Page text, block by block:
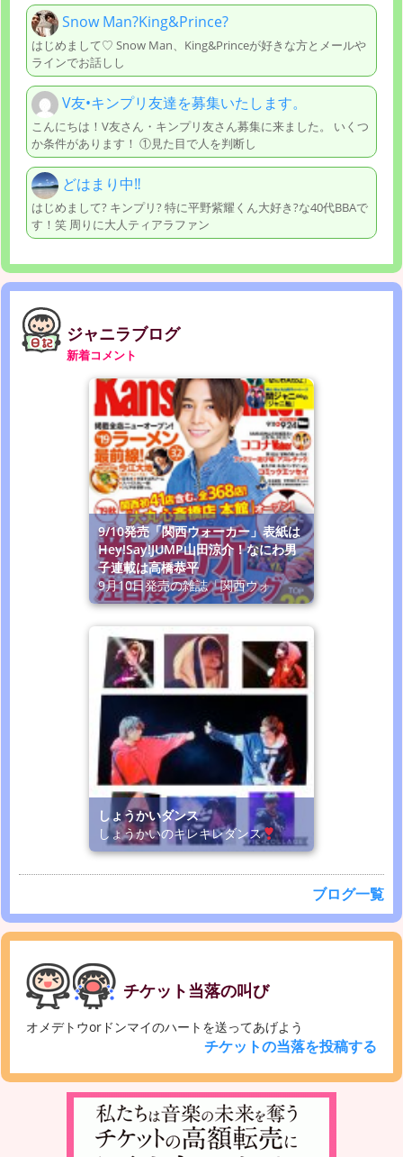
Snow Man?King&Prince?
はじめまして♡ Snow Man、King&Princeが好きな方とメールや
ラインでお話しし
V友•キンプリ友達を募集いたします。
こんにちは！V友さん・キンプリ友さん募集に来ました。 いくつ
か条件があります！ ①見た目で人を判断し
どはまり中‼︎
はじめまして? キンプリ? 特に平野紫耀くん大好き?な40代BBAで
す！笑 周りに大人ティアラファン
ジャニラブログ
新着コメント
9/10発売「関西ウォーカー」表紙は
Hey!Say!JUMP山田涼介！なにわ男
子連載は高橋恭平
9月10日発売の雑誌「関西ウォ
しょうかいダンス
しょうかいのキレキレダンス
ブログ一覧
チケット当落の叫び
オメデトウorドンマイのハートを送ってあげよう
チケットの当落を投稿する